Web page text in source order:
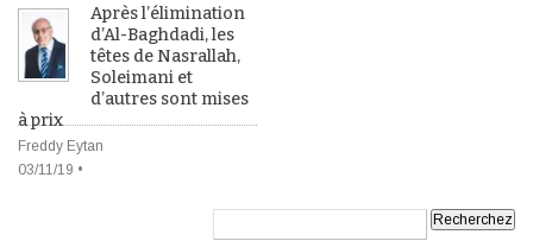
Après l’élimination
d’Al-Baghdadi, les
têtes de Nasrallah,
Soleimani et
d’autres sont mises
à prix
Freddy Eytan
03/11/19 •